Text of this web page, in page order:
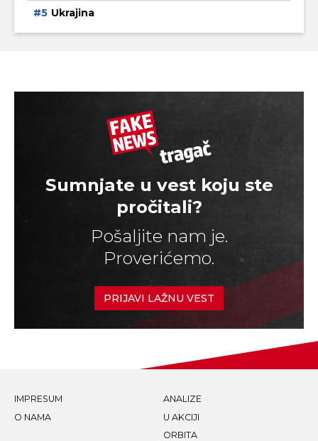
Ukrajina
Sumnjate u vest koju ste
pročitali?
Pošaljite nam je.
Proverićemo.
PRIJAVI LAŽNU VEST
IMPRESUM
O NAMA
ANALIZE
U AKCIJI
ORBITA